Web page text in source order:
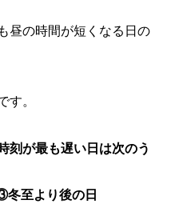
昼の時間が短くなる日の
す。
刻が最も遅い日は次のう
至より後の日